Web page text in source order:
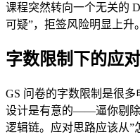
课程突然转向一个无关的
可疑”，拒签风险明显上升。
字数限制下的应
GS 问卷的字数限制是很
设计是有意的——逼你剔除
逻辑链。应对思路应该从”